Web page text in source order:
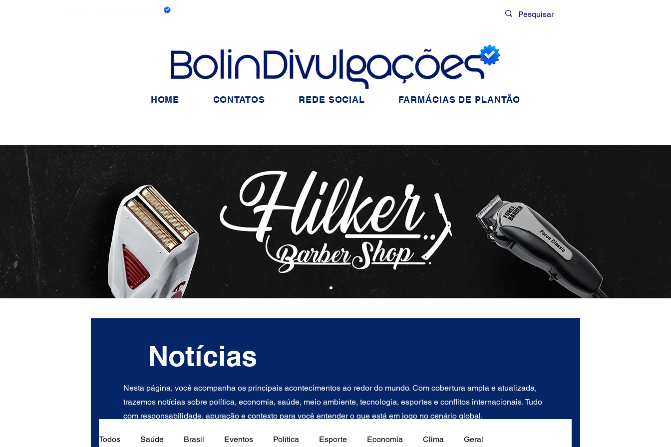
Notícias
Nesta página, você acompanha os principais acontecimentos ao redor do mundo. Com cobertura ampla e atualizada,
trazemos notícias sobre política, economia, saúde, meio ambiente, tecnologia, esportes e conflitos internacionais. Tudo
com responsabilidade, apuração e contexto para você entender o que está em jogo no cenário global.
Todos Saúde Brasil Eventos Política Esporte Economia Clima Geral
HOME CONTATOS REDE SOCIAL FARMÁCIAS DE PLANTÃO